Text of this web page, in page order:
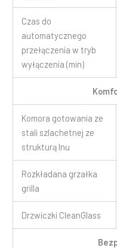
Czas do
automatycznego
przełączenia w tryb
wyłączenia (min)
Komora gotowania ze
stali szlachetnej ze
strukturą lnu
Rozkładana grzałka
grilla
Drzwiczki CleanGlass